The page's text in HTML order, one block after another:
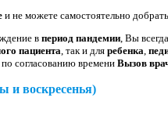
и не можете самостоятельно
в период пандемии , Вы
пациента , так и для ребенка
согласованию времени Вызов
и воскресенья)